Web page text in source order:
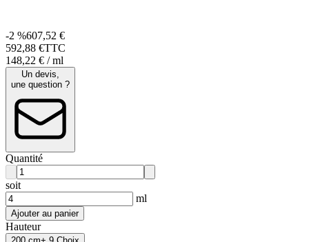
-2 %607,52 €
592,88 €TTC
148,22 € / ml
Un devis,
une question ?
Quantité
soit
ml
Ajouter au panier
Hauteur